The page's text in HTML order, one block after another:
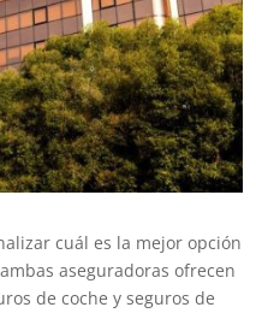
cuál es la mejor opción
aseguradoras ofrecen
de coche y seguros de